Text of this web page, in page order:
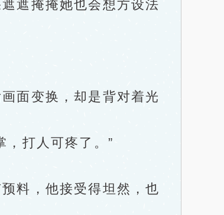
遮掩掩她也会想方设法
面变换，却是背对着光
打人可疼了。”
料，他接受得坦然，也